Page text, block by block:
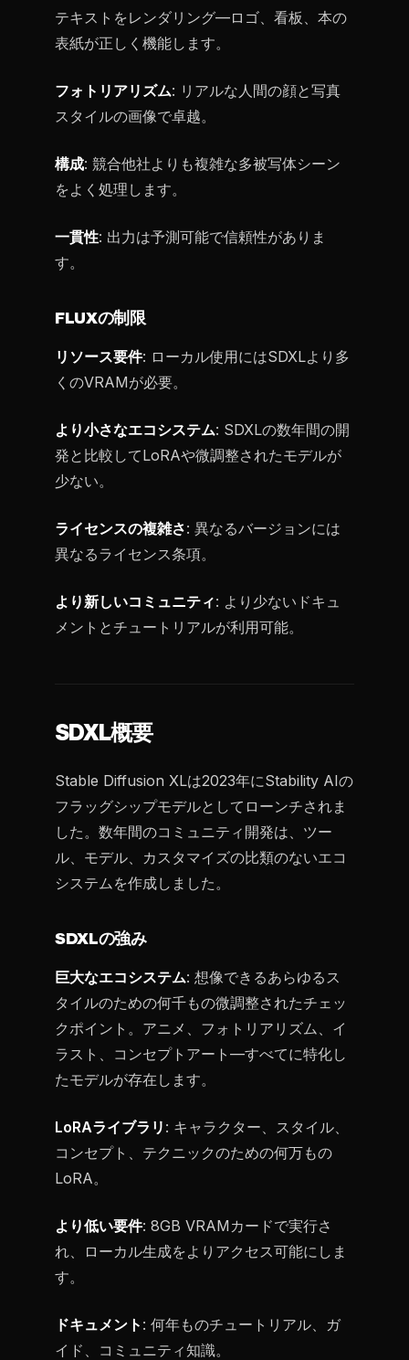
テキストをレンダリング—ロゴ、看板、本の
表紙が正しく機能します。
フォトリアリズム: リアルな人間の顔と写真
スタイルの画像で卓越。
構成: 競合他社よりも複雑な多被写体シーン
をよく処理します。
一貫性: 出力は予測可能で信頼性がありま
す。
FLUXの制限
リソース要件: ローカル使用にはSDXLより多
くのVRAMが必要。
より小さなエコシステム: SDXLの数年間の開
発と比較してLoRAや微調整されたモデルが
少ない。
ライセンスの複雑さ: 異なるバージョンには
異なるライセンス条項。
より新しいコミュニティ: より少ないドキュ
メントとチュートリアルが利用可能。
SDXL概要
Stable Diffusion XLは2023年にStability AIの
フラッグシップモデルとしてローンチされま
した。数年間のコミュニティ開発は、ツー
ル、モデル、カスタマイズの比類のないエコ
システムを作成しました。
SDXLの強み
巨大なエコシステム: 想像できるあらゆるス
タイルのための何千もの微調整されたチェッ
クポイント。アニメ、フォトリアリズム、イ
ラスト、コンセプトアート—すべてに特化し
たモデルが存在します。
LoRAライブラリ : キャラクター、スタイル、
コンセプト、テクニックのための何万もの
LoRA。
より低い要件: 8GB VRAMカードで実行さ
れ、ローカル生成をよりアクセス可能にしま
す。
ドキュメント : 何年ものチュートリアル、ガ
イド、コミュニティ知識。